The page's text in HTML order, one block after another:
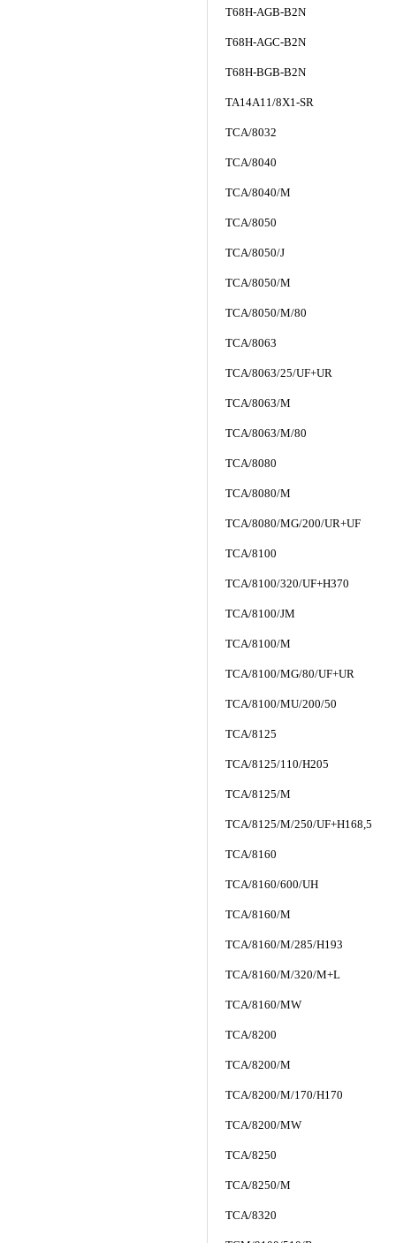
T68H-AGB-B2N
T68H-AGC-B2N
T68H-BGB-B2N
TA14A11/8X1-SR
TCA/8032
TCA/8040
TCA/8040/M
TCA/8050
TCA/8050/J
TCA/8050/M
TCA/8050/M/80
TCA/8063
TCA/8063/25/UF+UR
TCA/8063/M
TCA/8063/M/80
TCA/8080
TCA/8080/M
TCA/8080/MG/200/UR+UF
TCA/8100
TCA/8100/320/UF+H370
TCA/8100/JM
TCA/8100/M
TCA/8100/MG/80/UF+UR
TCA/8100/MU/200/50
TCA/8125
TCA/8125/110/H205
TCA/8125/M
TCA/8125/M/250/UF+H168,5
TCA/8160
TCA/8160/600/UH
TCA/8160/M
TCA/8160/M/285/H193
TCA/8160/M/320/M+L
TCA/8160/MW
TCA/8200
TCA/8200/M
TCA/8200/M/170/H170
TCA/8200/MW
TCA/8250
TCA/8250/M
TCA/8320